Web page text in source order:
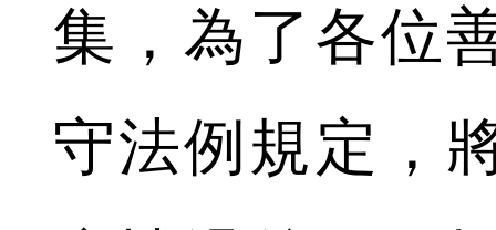
集，為了各位
守法例規定，